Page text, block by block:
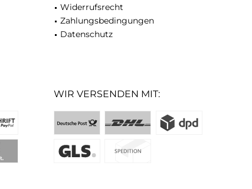
Widerrufsrecht
Zahlungsbedingungen
Datenschutz
WIR VERSENDEN MIT: